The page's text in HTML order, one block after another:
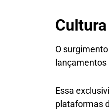
O
lançamentos
Essa
plataformas